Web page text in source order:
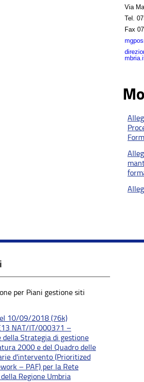
Via
Tel.
Fax
per Piani gestione siti
10/09/2018 (76k)
NAT/IT/000371 –
della Strategia di gestione
2000 e del Quadro delle
d'intervento (Prioritized
– PAF) per la Rete
Regione Umbria